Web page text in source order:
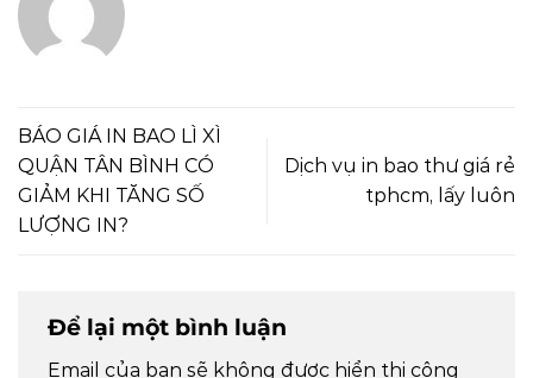
BÁO GIÁ IN BAO LÌ XÌ
QUẬN TÂN BÌNH CÓ
GIẢM KHI TĂNG SỐ
LƯỢNG IN?
Dịch vụ in bao thư giá rẻ
tphcm, lấy luôn
Để lại một bình luận
Email của bạn sẽ không được hiển thị công